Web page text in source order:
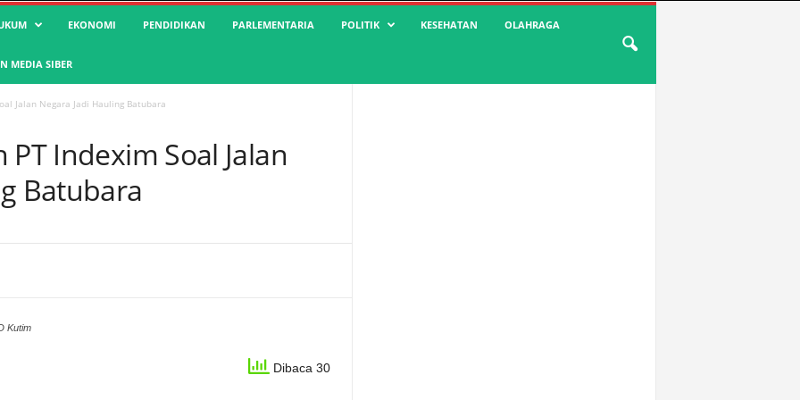
EKONOMI PENDIDIKAN PARLEMENTARIA POLITIK KESEHATAN OLAHRAGA
MEDIA SIBER
Jalan Negara Jadi Hauling Batubara
Indexim Soal Jalan
Batubara
Kutim
Dibaca 30